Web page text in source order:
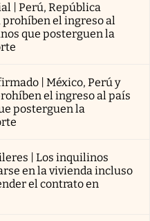
| Perú, República
el ingreso al
que posterguen la
| México, Perú y
el ingreso al país
posterguen la
| Los inquilinos
en la vivienda incluso
el contrato en